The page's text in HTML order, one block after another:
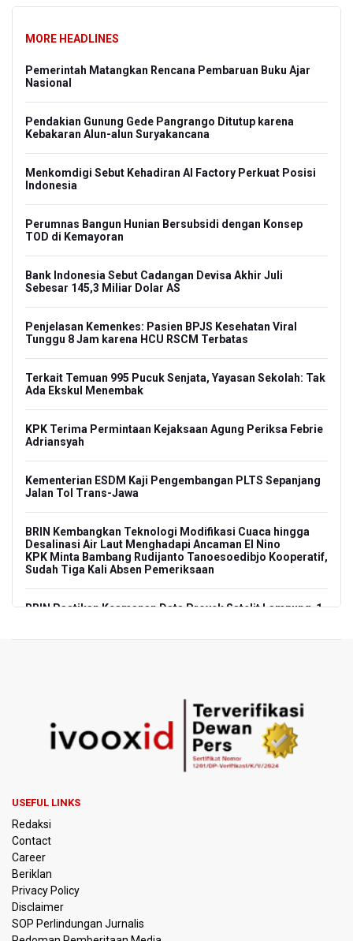
MORE HEADLINES
Pemerintah Matangkan Rencana Pembaruan Buku Ajar
Nasional
Pendakian Gunung Gede Pangrango Ditutup karena
Kebakaran Alun-alun Suryakancana
Menkomdigi Sebut Kehadiran AI Factory Perkuat Posisi
Indonesia
Perumnas Bangun Hunian Bersubsidi dengan Konsep
TOD di Kemayoran
Bank Indonesia Sebut Cadangan Devisa Akhir Juli
Sebesar 145,3 Miliar Dolar AS
Penjelasan Kemenkes: Pasien BPJS Kesehatan Viral
Tunggu 8 Jam karena HCU RSCM Terbatas
Terkait Temuan 995 Pucuk Senjata, Yayasan Sekolah: Tak
Ada Ekskul Menembak
KPK Terima Permintaan Kejaksaan Agung Periksa Febrie
Adriansyah
Kementerian ESDM Kaji Pengembangan PLTS Sepanjang
Jalan Tol Trans-Jawa
BRIN Kembangkan Teknologi Modifikasi Cuaca hingga
Desalinasi Air Laut Menghadapi Ancaman El Nino
KPK Minta Bambang Rudijanto Tanoesoedibjo Kooperatif,
Sudah Tiga Kali Absen Pemeriksaan
BRIN Pastikan Keamanan Data Proyek Satelit Lampung-1
Kuasa Hukum Klaim 995 Airsoft Gun di Sekolah Swasta
Jaksel Berizin, Bantah Kepemilikan Senjata Api dan
Narkoba
Menperin Sebut Insentif Kendaraan Listrik untuk Produk
Lawan Persib Bandung
Dari Literasi Teks ke Literasi Multimodal
USEFUL LINKS
Redaksi
Contact
Career
Beriklan
Privacy Policy
Disclaimer
SOP Perlindungan Jurnalis